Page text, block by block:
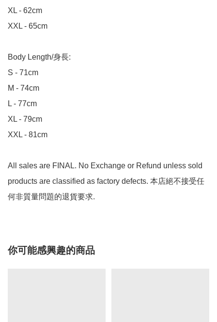
XL - 62cm
XXL - 65cm
Body Length/身長:
S - 71cm
M - 74cm
L - 77cm
XL - 79cm
XXL - 81cm
All sales are FINAL. No Exchange or Refund unless sold
products are classified as factory defects. 本店絕不接受任
何非質量問題的退貨要求.
你可能感興趣的商品